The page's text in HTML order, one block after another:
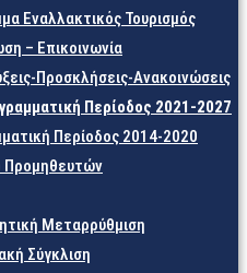
Εναλλακτικός Τουρισμός
– Επικοινωνία
Προσκλήσεις-Ανακοινώσεις
Περίοδος 2021-2027
Περίοδος 2014-2020
Μεταρρύθμιση
Σύγκλιση